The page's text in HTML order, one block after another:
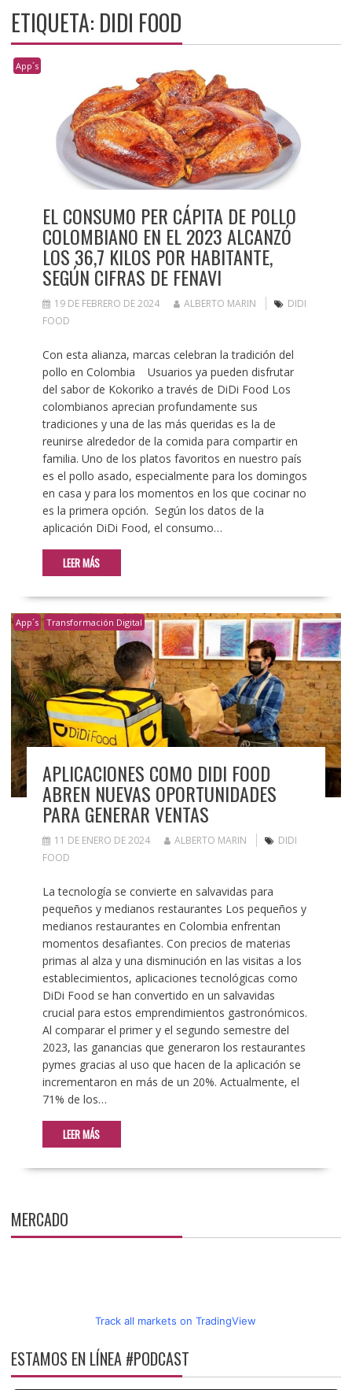
ETIQUETA: DIDI FOOD
App´s
EL CONSUMO PER CÁPITA DE POLLO
COLOMBIANO EN EL 2023 ALCANZÓ
LOS 36,7 KILOS POR HABITANTE,
SEGÚN CIFRAS DE FENAVI
19 DE FEBRERO DE 2024 ALBERTO MARIN
DIDI
FOOD
Con esta alianza, marcas celebran la tradición del
pollo en Colombia Usuarios ya pueden disfrutar
del sabor de Kokoriko a través de DiDi Food Los
colombianos aprecian profundamente sus
tradiciones y una de las más queridas es la de
reunirse alrededor de la comida para compartir en
familia. Uno de los platos favoritos en nuestro país
es el pollo asado, especialmente para los domingos
en casa y para los momentos en los que cocinar no
es la primera opción. Según los datos de la
aplicación DiDi Food, el consumo…
LEER MÁS
App´s Transformación Digital
APLICACIONES COMO DIDI FOOD
ABREN NUEVAS OPORTUNIDADES
PARA GENERAR VENTAS
11 DE ENERO DE 2024 ALBERTO MARIN
DIDI
FOOD
La tecnología se convierte en salvavidas para
pequeños y medianos restaurantes Los pequeños y
medianos restaurantes en Colombia enfrentan
momentos desafiantes. Con precios de materias
primas al alza y una disminución en las visitas a los
establecimientos, aplicaciones tecnológicas como
DiDi Food se han convertido en un salvavidas
crucial para estos emprendimientos gastronómicos.
Al comparar el primer y el segundo semestre del
2023, las ganancias que generaron los restaurantes
pymes gracias al uso que hacen de la aplicación se
incrementaron en más de un 20%. Actualmente, el
71% de los…
LEER MÁS
MERCADO
Track all markets on TradingView
ESTAMOS EN LÍNEA #PODCAST